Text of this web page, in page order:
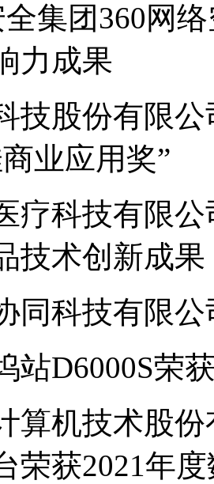
集团360网
力成果
技股份有限
业应用奖”
疗科技有限
技术创新成果
同科技有限
站D6000S荣
算机技术股
荣获2021年